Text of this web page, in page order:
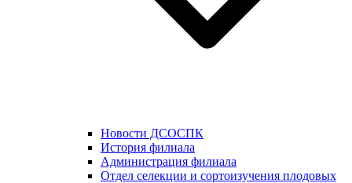
Новости ДСОСПК
История филиала
Администрация филиала
Отдел селекции и сортоизучения плодовых